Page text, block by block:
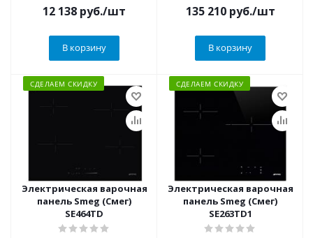
12 138 руб./шт
В корзину
135 210руб./шт
В корзину
СДЕЛАЕМ СКИДКУ
Электрическая варочная
панель Smeg (Смег)
SE464TD
СДЕЛАЕМ СКИДКУ
Электрическая варочная
панель Smeg (Смег)
SE263TD1